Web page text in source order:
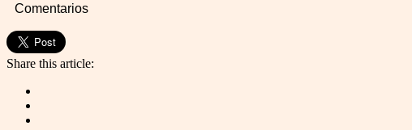
Comentarios
Share this article: